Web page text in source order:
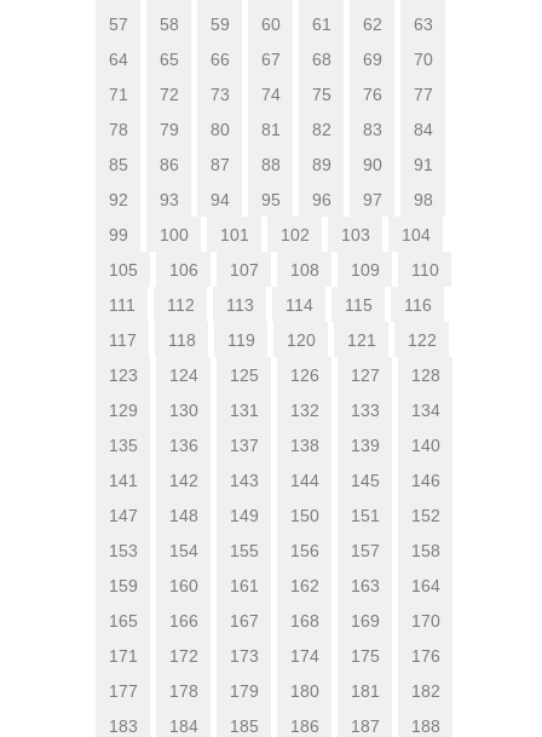
57
58 59 60 61 62
63
64
65 66 67 68 69
70
71
72 73 74 75 76
77
78
79 80 81 82 83
84
85
86 87 88 89 90
91
92
93 94 95 96 97
98
99
100 101 102 103
104
105
106 107 108 109
110
111
112 113 114 115
116
117
118 119 120 121
122
123
124 125 126 127
128
129
130 131 132 133
134
135
136 137 138 139
140
141
142 143 144 145
146
147
148 149 150 151
152
153
154 155 156 157
158
159
160 161 162 163
164
165
166 167 168 169
170
171
172 173 174 175
176
177
178 179 180 181
182
183
184 185 186 187
188